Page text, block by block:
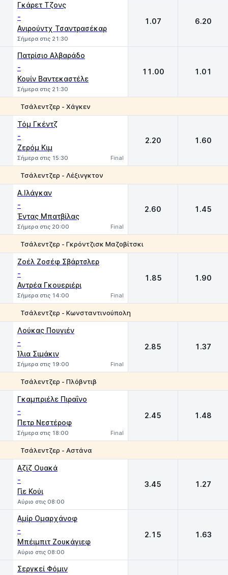
Γκάρετ Τζονς
-
Ανιρούντχ Τσαντρασέκαρ
Σήμερα στις 21:30
1.07 6.20
Πατρίσιο Αλβαράδο
-
Κουίν Βαντεκαστέλε
Σήμερα στις 21:30
11.00 1.01
Τσάλεντζερ - Χάγκεν
Τόμ Γκέντζ
-
Ζερόμ Κιμ
Σήμερα στις 15:30 Final
2.20 1.60
Τσάλεντζερ - Λέξινγκτον
Α.Ιλάγκαν
-
Έντας Μπατβίλας
Σήμερα στις 20:00 Final
2.60 1.45
Τσάλεντζερ - Γκρόντζισκ Μαζοβίτσκι
Ζοέλ Ζοσέφ Σβάρτσλερ
-
Αντρέα Γκουεριέρι
Σήμερα στις 14:00 Final
1.85 1.90
Τσάλεντζερ - Κωνσταντινούπολη
Λούκας Πουγιέν
-
Ίλια Σιμάκιν
Σήμερα στις 19:00 Final
2.85 1.37
Τσάλεντζερ - Πλόβντιβ
Γκαμπριέλε Πιραΐνο
-
Πετρ Νεστέροφ
Σήμερα στις 18:00 Final
2.45 1.48
Τσάλεντζερ - Αστάνα
Αζίζ Ουακά
-
Γίε Κούι
Αύριο στις 08:00
3.45 1.27
Αμίρ Ομαρχάνοφ
-
Μπέιμπιτ Ζουκάγιεφ
Αύριο στις 08:00
2.15 1.63
Σεργκεί Φόμιν